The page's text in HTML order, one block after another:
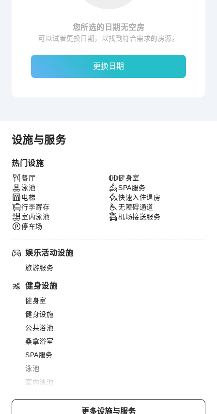
您所选的日期无空房
可以试着更换日期，以找到符合需求的房源。
更换日期
设施与服务
热门设施
餐厅
泳池
电梯
行李寄存
室内泳池
停车场
健身室
SPA服务
快速入住退房
无障碍通道
机场接送服务
娱乐活动设施
旅游服务
健身设施
健身室
健身设施
公共浴池
桑拿浴室
SPA服务
泳池
室内泳池
餐饮服务
更多设施与服务